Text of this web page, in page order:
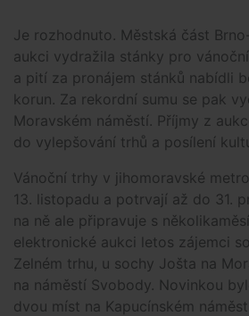
Je rozhodnuto. Městská část
aukci vydražila stánky pro
a pití za pronájem stánků nabídli
korun. Za rekordní sumu se pak
Moravském náměstí. Příjmy z
do vylepšování trhů a posílení
Vánoční trhy v jihomoravské
13. listopadu a potrvají až do 31.
na ně ale připravuje s
elektronické aukci letos zájemci
Zelném trhu, u sochy Jošta na
na náměstí Svobody. Novinkou
dvou míst na Kapucínském